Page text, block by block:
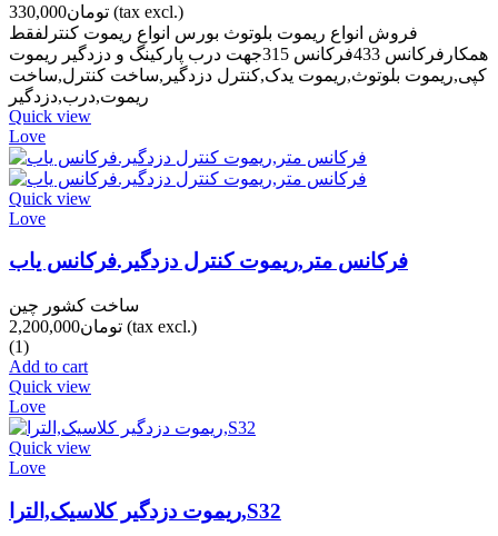
تومان330,000 (tax excl.)
فروش انواع ریموت بلوتوث بورس انواع ریموت کنترلفقط
همکارفرکانس 433فرکانس 315جهت درب پارکینگ و دزدگیر ریموت
کپی,ریموت بلوتوث,ریموت یدک,کنترل دزدگیر,ساخت کنترل,ساخت
ریموت,درب,دزدگیر
Quick view
Love
Quick view
Love
فرکانس متر,ریموت کنترل دزدگیر.فرکانس یاب
ساخت کشور چین
تومان2,200,000 (tax excl.)
(1)
Add to cart
Quick view
Love
Quick view
Love
ریموت دزدگیر کلاسیک,الترا,S32